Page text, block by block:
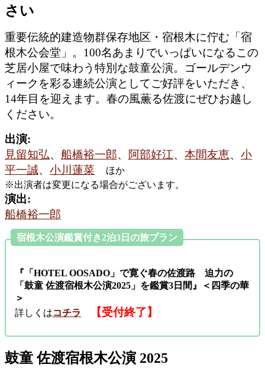
さい
重要伝統的建造物群保存地区・宿根木に佇む「宿
根木公会堂」。100名あまりでいっぱいになるこの
芝居小屋で味わう特別な鼓童公演。ゴールデンウ
ィークを彩る連続公演としてご好評をいただき、
14年目を迎えます。春の風薫る佐渡にぜひお越し
ください。
出演:
見留知弘、 船橋裕一郎、 阿部好江、 本間友恵、 小
平一誠、 小川蓮菜
ほか
※出演者は変更になる場合がございます。
演出:
船橋裕一郎
宿根木公演鑑賞付き2泊3日の旅プラン
『「HOTEL OOSADO」で寛ぐ春の佐渡路 迫力の
「鼓童 佐渡宿根木公演2025」を鑑賞3日間』＜四季の華
＞
詳しくはコチラ 【受付終了】
鼓童 佐渡宿根木公演 2025